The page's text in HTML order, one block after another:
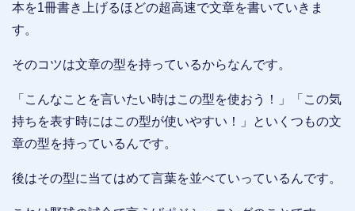
本を1冊書き上げるほどの超高速で文章を書いていきま
す。
そのコツは文章の型を持っているからなんです。
「こんなことを言いたい時はこの型を使おう！」「この気
持ちを表す時にはこの型が使いやすい！」といくつもの文
章の型を持っているんです。
後はその型に当てはめて言葉を並べていっているんです。